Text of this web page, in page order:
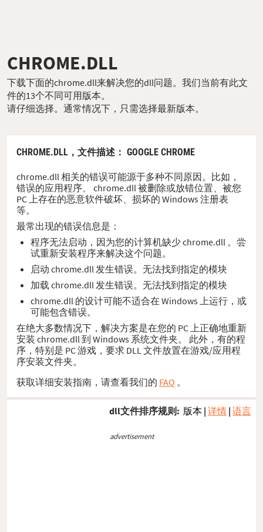
CHROME.DLL
下载下面的chrome.dll来解决您的dll问题。我们当前有此文
件的13个不同可用版本。
请仔细选择。通常情况下，只需选择最新版本。
CHROME.DLL， 文件描述 ： GOOGLE CHROME
chrome.dll 相关的错误可能源于多种不同原因。比如，
错误的应用程序、 chrome.dll 被删除或放错位置、被您
PC 上存在的恶意软件破坏、损坏的 Windows 注册表
等。
最常出现的错误信息是：
程序无法启动，因为您的计算机缺少 chrome.dll 。尝
试重新安装程序来解决这个问题。
启动 chrome.dll 发生错误。无法找到指定的模块
加载 chrome.dll 发生错误。无法找到指定的模块
chrome.dll 的设计可能不适合在 Windows 上运行，或
可能包含错误。
在绝大多数情况下，解决方案是在您的 PC 上正确地重新
安装 chrome.dll 到 Windows 系统文件夹。 此外，有的程
序，特别是 PC 游戏，要求 DLL 文件放置在游戏/应用程
序安装文件夹。
获取详细安装指南，请查看我们的 FAQ 。
dll文件排序规则: 版本 | 详情 | 语言
advertisement